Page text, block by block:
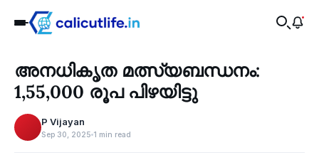
‹
Recent
അനധികൃത മത്സ്യബന്ധനം:
1,55,000 രൂപ പിഴയിട്ടു
P Vijayan
Sep 30, 2025 1 min read